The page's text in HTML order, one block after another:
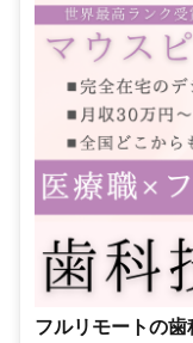
フルリモートの歯